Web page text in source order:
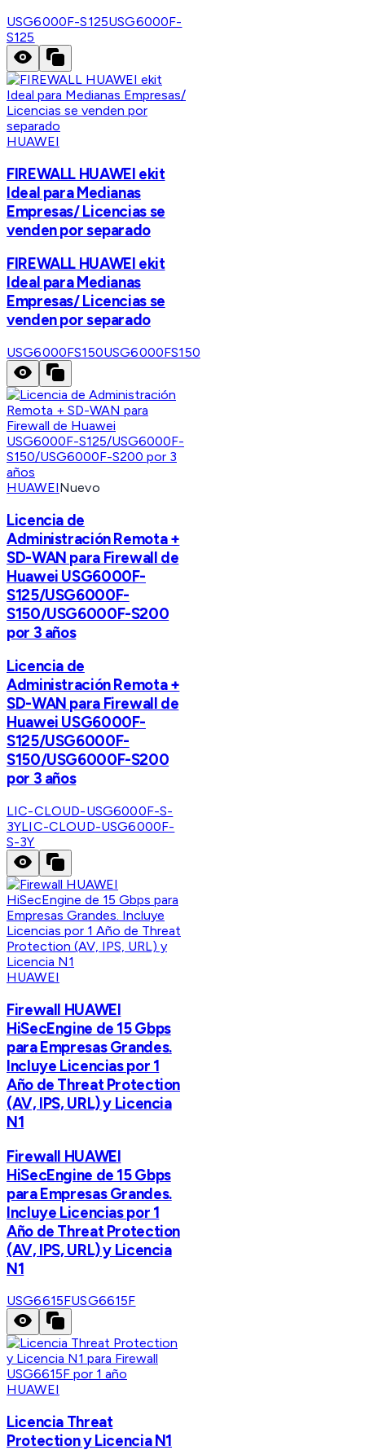
USG6000F-S125USG6000F-
S125
HUAWEI
FIREWALL HUAWEI ekit
Ideal para Medianas
Empresas/ Licencias se
venden por separado
FIREWALL HUAWEI ekit
Ideal para Medianas
Empresas/ Licencias se
venden por separado
USG6000FS150USG6000FS150
HUAWEINuevo
Licencia de
Administración Remota +
SD-WAN para Firewall de
Huawei USG6000F-
S125/USG6000F-
S150/USG6000F-S200
por 3 años
Licencia de
Administración Remota +
SD-WAN para Firewall de
Huawei USG6000F-
S125/USG6000F-
S150/USG6000F-S200
por 3 años
LIC-CLOUD-USG6000F-S-
3YLIC-CLOUD-USG6000F-
S-3Y
HUAWEI
Firewall HUAWEI
HiSecEngine de 15 Gbps
para Empresas Grandes.
Incluye Licencias por 1
Año de Threat Protection
(AV, IPS, URL) y Licencia
N1
Firewall HUAWEI
HiSecEngine de 15 Gbps
para Empresas Grandes.
Incluye Licencias por 1
Año de Threat Protection
(AV, IPS, URL) y Licencia
N1
USG6615FUSG6615F
HUAWEI
Licencia Threat
Protection y Licencia N1